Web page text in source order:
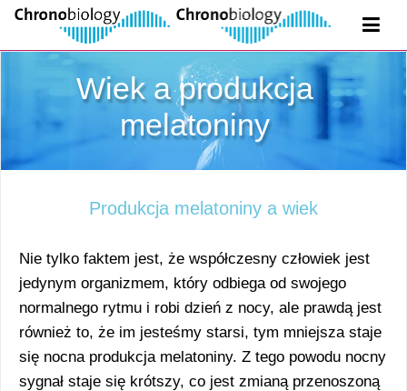
Wiek a produkcja
melatoniny
Produkcja melatoniny a wiek
Nie tylko faktem jest, że współczesny człowiek jest
jedynym organizmem, który odbiega od swojego
normalnego rytmu i robi dzień z nocy, ale prawdą jest
również to, że im jesteśmy starsi, tym mniejsza staje
się nocna produkcja melatoniny. Z tego powodu nocny
sygnał staje się krótszy, co jest zmianą przenoszoną